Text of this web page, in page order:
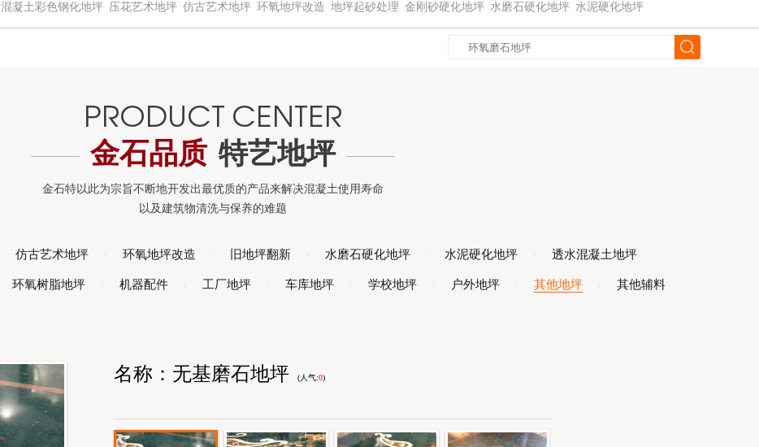
混凝土彩色钢化地坪 压花艺术地坪 仿古艺术地坪 环氧地坪改造 地坪起砂处理 金刚砂硬化地坪 水磨石硬化地坪 水泥硬化地坪
金石品质 特艺地坪
仿古艺术地坪 环氧地坪改造 旧地坪翻新 水磨石硬化地坪 水泥硬化地坪 透水混凝土地坪
环氧树脂地坪 机器配件 工厂地坪 车库地坪 学校地坪 户外地坪 其他地坪 其他辅料
无基磨石地坪 (人气:0)